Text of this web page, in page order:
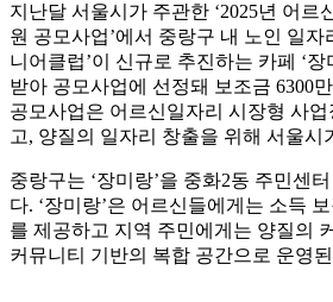
지난달 서울시가 주관한 ‘2025년 어르
원 공모사업’에서 중랑구 내 노인 일자
니어클럽’이 신규로 추진하는 카페 ‘
받아 공모사업에 선정돼 보조금 6300
공모사업은 어르신일자리 시장형 사
고, 양질의 일자리 창출을 위해 서울시
중랑구는 ‘장미랑’을 중화2동 주민센
다. ‘장미랑’은 어르신들에게는 소득
를 제공하고 지역 주민에게는 양질의
커뮤니티 기반의 복합 공간으로 운영